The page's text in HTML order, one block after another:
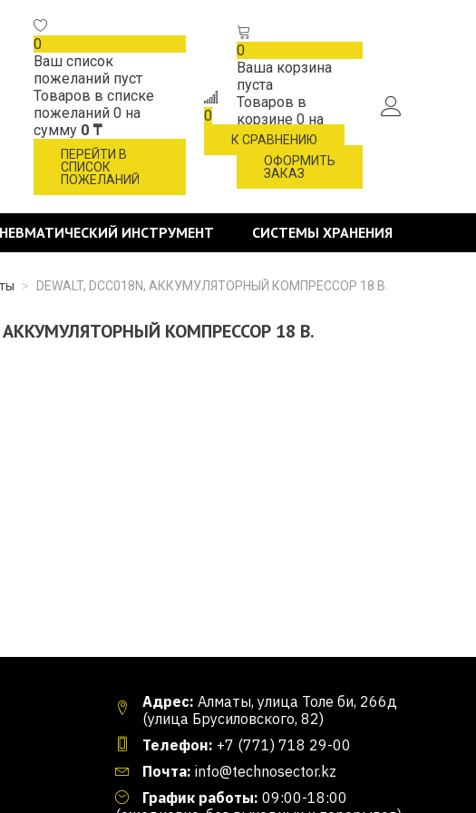
0
Ваш список
пожеланий пуст
Товаров в списке
пожеланий 0 на
сумму 0 ₸
ПЕРЕЙТИ В
СПИСОК
ПОЖЕЛАНИЙ
0
К СРАВНЕНИЮ
0
Ваша корзина
пуста
Товаров в
корзине 0 на
сумму0 ₸
ОФОРМИТЬ
ЗАКАЗ
ИНСТРУМЕНТ СИСТЕМЫ ХРАНЕНИЯ
> DEWALT, DCC018N, АККУМУЛЯТОРНЫЙ КОМПРЕССОР 18 В.
АККУМУЛЯТОРНЫЙ КОМПРЕССОР 18 В.
Адрес: Алматы, улица Толе би, 266д
(улица Брусиловского, 82)
Телефон: +7 (771) 718 29-00
Почта: info@technosector.kz
График работы: 09:00-18:00